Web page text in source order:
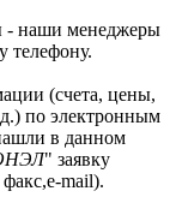
- наши менеджеры
телефону.
(счета, цены,
по электронным
в данном
" заявку
mail).